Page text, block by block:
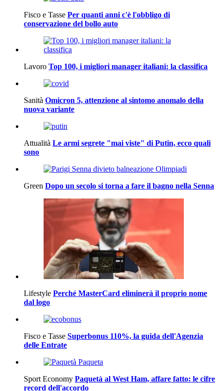
Fisco e Tasse Per quanti anni c'è l'obbligo di
conservazione del bollo auto
Lavoro Top 100, i migliori manager italiani: la classifica
Sanità Omicron 5, attenzione al sintomo anomalo della
nuova variante
Attualità Le armi segrete "mai viste" di Putin, ecco quali
sono
Green Dopo un secolo si torna a fare il bagno nella Senna
Lifestyle Perché MasterCard eliminerà il proprio nome
dal logo
Fisco e Tasse Superbonus 110%, la guida dell'Agenzia
delle Entrate
Sport Economy Paquetà al West Ham, affare fatto: le cifre
record dell'accordo